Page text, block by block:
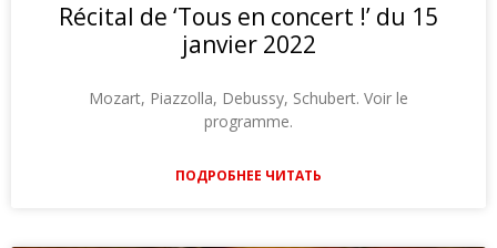
Récital de ‘Tous en concert !’ du 15
janvier 2022
Mozart, Piazzolla, Debussy, Schubert. Voir le
programme.
ПОДРОБНЕЕ ЧИТАТЬ